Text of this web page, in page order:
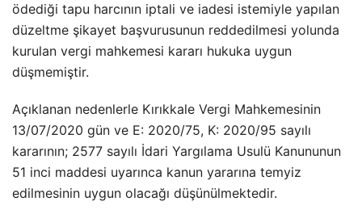
ödediği tapu harcının iptali ve iadesi istemiyle yapılan
düzeltme şikayet başvurusunun reddedilmesi yolunda
kurulan vergi mahkemesi kararı hukuka uygun
düşmemiştir.
Açıklanan nedenlerle Kırıkkale Vergi Mahkemesinin
13/07/2020 gün ve E: 2020/75, K: 2020/95 sayılı
kararının; 2577 sayılı İdari Yargılama Usulü Kanununun
51 inci maddesi uyarınca kanun yararına temyiz
edilmesinin uygun olacağı düşünülmektedir.